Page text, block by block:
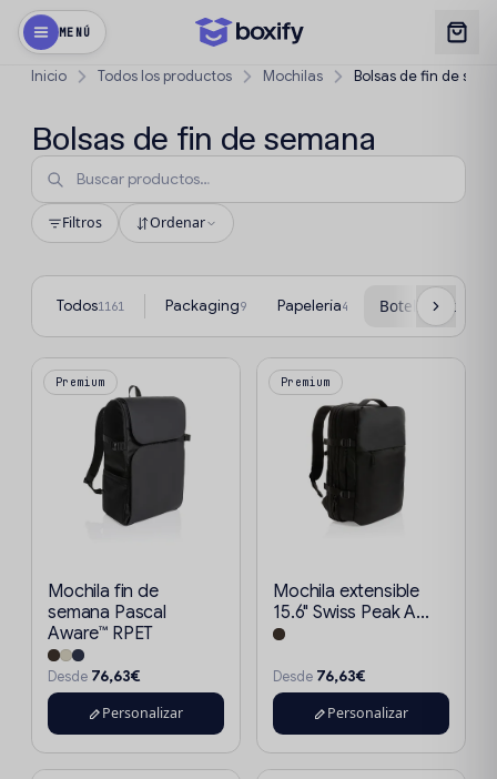
MENÚ
Inicio Todos los productos Mochilas Bolsas de fin de
Bolsas de fin de semana
Filtros Ordenar
Todos1161 Packaging9 Papelería4 Botellas y
Premium
Mochila fin de
semana Pascal
Aware™ RPET
Desde 76,63€
Personalizar
Premium
Mochila extensible
15.6" Swiss Peak A...
Desde 76,63€
Personalizar